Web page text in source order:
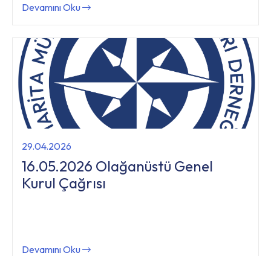
Devamını Oku
29.04.2026
16.05.2026 Olağanüstü Genel
Kurul Çağrısı
Devamını Oku